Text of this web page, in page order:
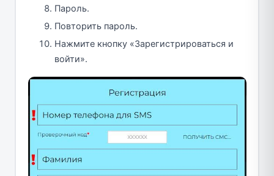
Пароль.
Повторить пароль.
Нажмите кнопку «Зарегистрироваться и
войти».